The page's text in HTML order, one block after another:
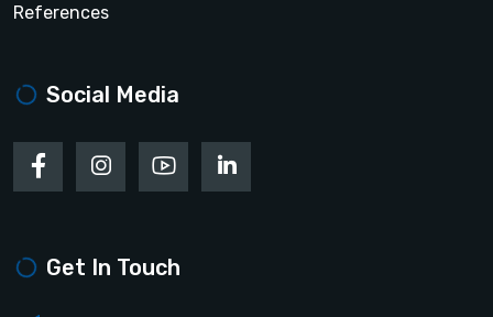
References
Social Media
Get In Touch